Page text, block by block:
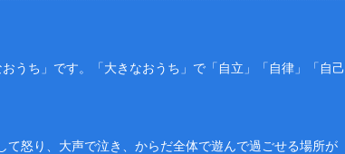
うち」です。「大きなおうち」で「自立」「自律」「自
て怒り、大声で泣き、からだ全体で遊んで過ごせる場所が